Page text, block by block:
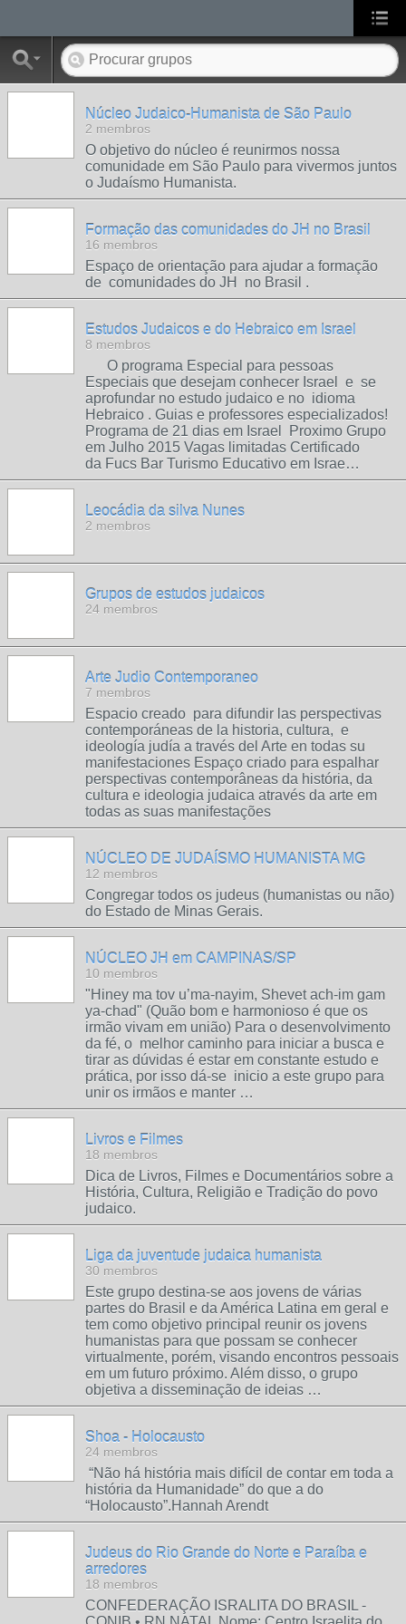
Núcleo Judaico-Humanista de São Paulo
2 membros
O objetivo do núcleo é reunirmos nossa
comunidade em São Paulo para vivermos juntos
o Judaísmo Humanista.
Formação das comunidades do JH no Brasil
16 membros
Espaço de orientação para ajudar a formação
de comunidades do JH no Brasil .
Estudos Judaicos e do Hebraico em Israel
8 membros
O programa Especial para pessoas
Especiais que desejam conhecer Israel e se
aprofundar no estudo judaico e no idioma
Hebraico . Guias e professores especializados!
Programa de 21 dias em Israel Proximo Grupo
em Julho 2015 Vagas limitadas Certificado
da Fucs Bar Turismo Educativo em Israe…
Leocádia da silva Nunes
2 membros
Grupos de estudos judaicos
24 membros
Arte Judio Contemporaneo
7 membros
Espacio creado para difundir las perspectivas
contemporáneas de la historia, cultura, e
ideología judía a través del Arte en todas su
manifestaciones Espaço criado para espalhar
perspectivas contemporâneas da história, da
cultura e ideologia judaica através da arte em
todas as suas manifestações
NÚCLEO DE JUDAÍSMO HUMANISTA MG
12 membros
Congregar todos os judeus (humanistas ou não)
do Estado de Minas Gerais.
NÚCLEO JH em CAMPINAS/SP
10 membros
"Hiney ma tov u’ma-nayim, Shevet ach-im gam
ya-chad" (Quão bom e harmonioso é que os
irmão vivam em união) Para o desenvolvimento
da fé, o melhor caminho para iniciar a busca e
tirar as dúvidas é estar em constante estudo e
prática, por isso dá-se inicio a este grupo para
unir os irmãos e manter …
Livros e Filmes
18 membros
Dica de Livros, Filmes e Documentários sobre a
História, Cultura, Religião e Tradição do povo
judaico.
Liga da juventude judaica humanista
30 membros
Este grupo destina-se aos jovens de várias
partes do Brasil e da América Latina em geral e
tem como objetivo principal reunir os jovens
humanistas para que possam se conhecer
virtualmente, porém, visando encontros pessoais
em um futuro próximo. Além disso, o grupo
objetiva a disseminação de ideias …
Shoa - Holocausto
24 membros
“Não há história mais difícil de contar em toda a
história da Humanidade” do que a do
“Holocausto”.Hannah Arendt
Judeus do Rio Grande do Norte e Paraíba e
arredores
18 membros
CONFEDERAÇÃO ISRALITA DO BRASIL -